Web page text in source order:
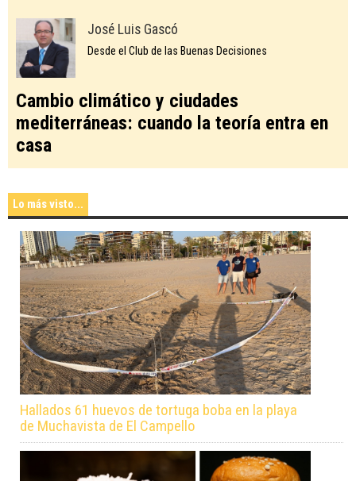
José Luis Gascó
Desde el Club de las Buenas Decisiones
Cambio climático y ciudades
mediterráneas: cuando la teoría entra en
casa
Lo más visto...
Hallados 61 huevos de tortuga boba en la playa
de Muchavista de El Campello